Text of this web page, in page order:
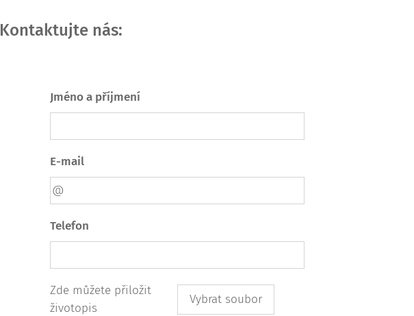
Kontaktujte nás:
Jméno a příjmení
E-mail
Telefon
Zde můžete přiložit
životopis
Vybrat soubor